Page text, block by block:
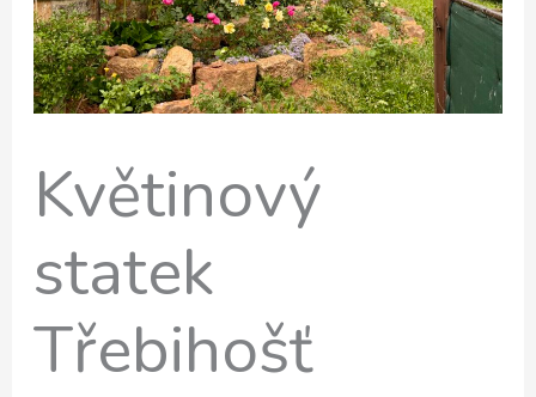
Květinový
statek
Třebihošť